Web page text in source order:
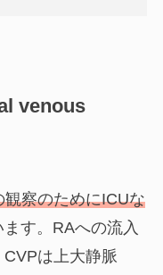
venous
察のためにICUな
す。RAへの流入
は上大静脈